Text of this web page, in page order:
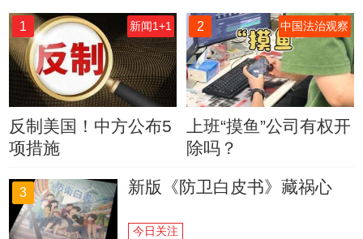
1 新闻1+1
反制美国！中方公布5
项措施
2 中国法治观察
上班“摸鱼”公司有权开
除吗？
3 新版《防卫白皮书》藏祸心
今日关注